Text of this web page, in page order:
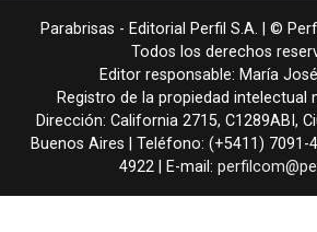
Parabrisas - Editorial Perfil S.A. | ©
Todos los derechos
Editor responsable: María
Registro de la propiedad intelectual
Dirección: California 2715, C1289ABI ,
Buenos Aires | Teléfono: (+5411) 7091-
4922 | E-mail: